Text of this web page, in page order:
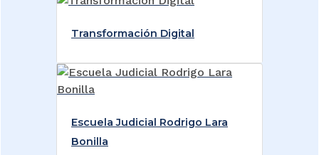
Transformación Digital
Escuela Judicial Rodrigo Lara
Bonilla